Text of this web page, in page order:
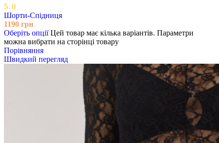
5.0
Шорти-Спідниця
1190 грн
Оберіть опції Цей товар має кілька варіантів. Параметри
можна вибрати на сторінці товару
Порівняння
Швидкий перегляд